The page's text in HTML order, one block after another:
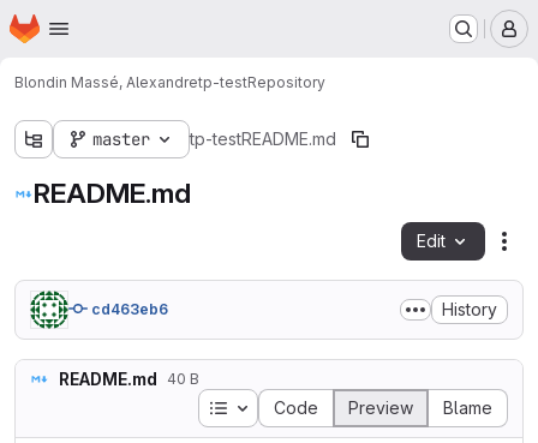
Skip to main content
Homepage
Blondin Massé, Alexandretp-testRepository
master tp-testREADME.md
README.md
Edit
cd463eb6 History
README.md 40 B
Table of contents
Code Preview Blame